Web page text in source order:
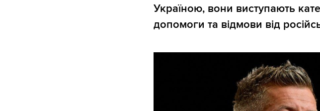
Україною, вони виступають
допомоги та відмови від